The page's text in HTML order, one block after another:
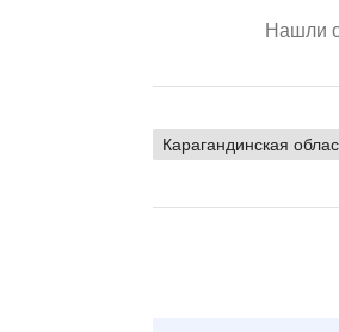
Нашли
Карагандинская